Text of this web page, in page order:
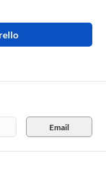
Email